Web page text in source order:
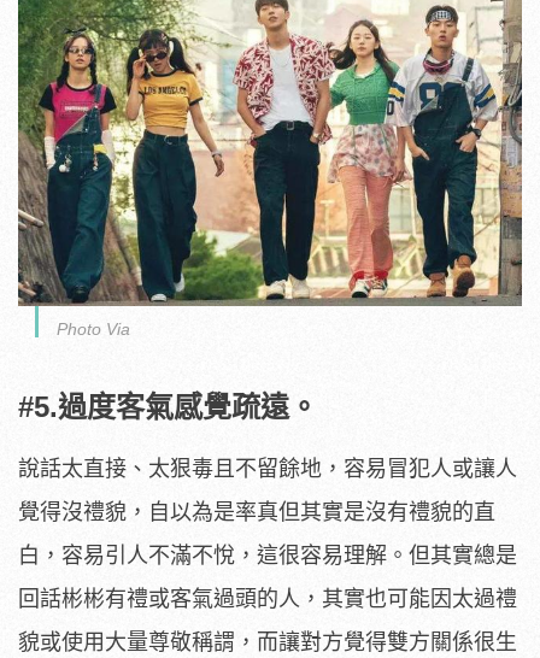
Photo Via
#5.過度客氣感覺疏遠。
說話太直接、太狠毒且不留餘地，容易冒犯人或讓人
覺得沒禮貌，自以為是率真但其實是沒有禮貌的直
白，容易引人不滿不悅，這很容易理解。但其實總是
回話彬彬有禮或客氣過頭的人，其實也可能因太過禮
貌或使用大量尊敬稱謂，而讓對方覺得雙方關係很生